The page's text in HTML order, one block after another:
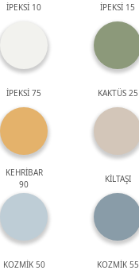
İPEKSİ 10 İPEKSİ 15
İPEKSİ 75 KAKTÜS 25
KEHRİBAR
90
KİLTAŞI
KOZMİK 50 KOZMİK 55